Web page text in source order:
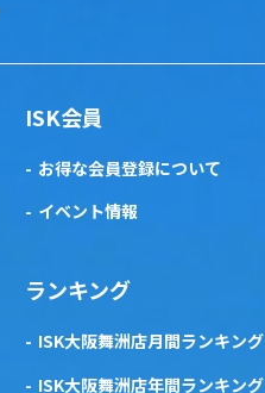
ISK会員
お得な会員登録について
イベント情報
ランキング
ISK大阪舞洲店月間ランキング
ISK大阪舞洲店年間ランキング